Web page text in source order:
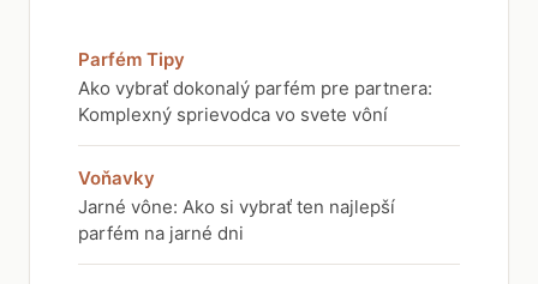
Parfém Tipy
Ako vybrať dokonalý parfém pre partnera:
Komplexný sprievodca vo svete vôní
Voňavky
Jarné vône: Ako si vybrať ten najlepší
parfém na jarné dni